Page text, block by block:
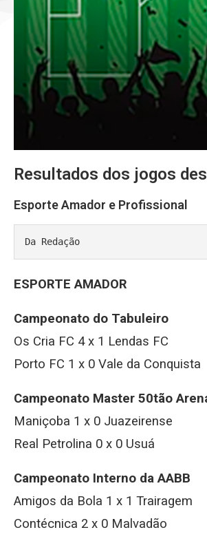
Resultados dos jogos
Esporte Amador e Profissional
Da Redação
ESPORTE AMADOR
Campeonato do Tabuleiro
Os Cria FC 4 x 1 Lendas FC
Porto FC 1 x 0 Vale da Conquista
Campeonato Master 50tão
Maniçoba 1 x 0 Juazeirense
Real Petrolina 0 x 0 Usuá
Campeonato Interno da AABB
Amigos da Bola 1 x 1 Trairagem
Contécnica 2 x 0 Malvadão